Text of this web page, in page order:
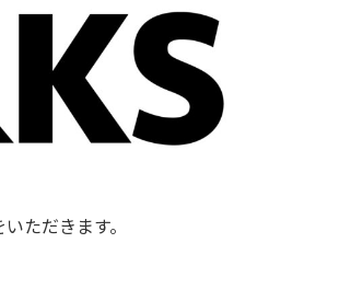
ただきます。